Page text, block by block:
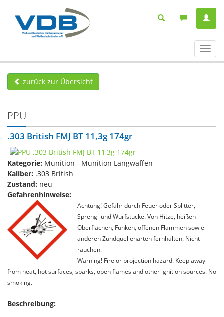
ein-/
zurück zur Übersicht
PPU
.303 British FMJ BT 11,3g 174gr
Kategorie: Munition - Munition Langwaffen
Kaliber: .303 British
Zustand: neu
Gefahrenhinweise:
Achtung! Gefahr durch Feuer oder Splitter,
Spreng- und Wurfstücke. Von Hitze, heißen
Oberflächen, Funken, offenen Flammen sowie
anderen Zündquellenarten fernhalten. Nicht
rauchen.
Warning! Fire or projection hazard. Keep away
from heat, hot surfaces, sparks, open flames and other ignition sources. No
smoking.
Beschreibung: